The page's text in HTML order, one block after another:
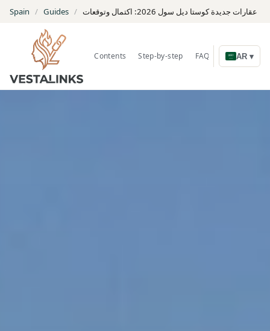
Spain / Guides / عقارات جديدة كوستا ديل سول 2026: اكتمال وتوقعات
Contents Step-by-step FAQ Search
AR ▾